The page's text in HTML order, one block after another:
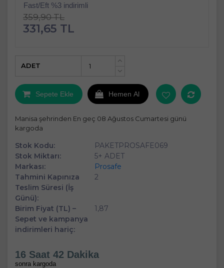
Fast/Eft %3 indirimli
359,90 TL
331,65 TL
+
ADET
Sepete Ekle Hemen Al
Manisa şehrinden En geç 08 Ağustos Cumartesi günü
kargoda
Stok Kodu:
PAKETPROSAFE069
Stok Miktarı:
5+ ADET
Markası:
Prosafe
Tahmini Kapınıza
Teslim Süresi (İş
Günü):
2
Birim Fiyat (TL) –
Sepet ve kampanya
indirimleri hariç:
1,87
16 Saat 42 Dakika
sonra kargoda